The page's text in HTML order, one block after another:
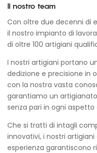
Il nostro team
Con oltre due decenni di
il nostro impianto di
di oltre 100 artigiani
I nostri artigiani portano
dedizione e precisione in
con la nostra vasta
garantiamo un
senza pari in ogni
Che si tratti di intagli
innovativi, i nostri
esperienza garantiscono